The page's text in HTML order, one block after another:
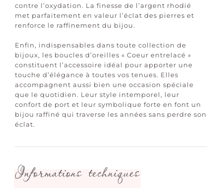
contre l’oxydation. La finesse de l’argent rhodié
met parfaitement en valeur l’éclat des pierres et
renforce le raffinement du bijou.
Enfin, indispensables dans toute collection de
bijoux, les boucles d’oreilles « Coeur entrelacé »
constituent l’accessoire idéal pour apporter une
touche d’élégance à toutes vos tenues. Elles
accompagnent aussi bien une occasion spéciale
que le quotidien. Leur style intemporel, leur
confort de port et leur symbolique forte en font un
bijou raffiné qui traverse les années sans perdre son
éclat.
Informations techniques